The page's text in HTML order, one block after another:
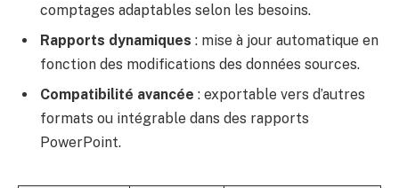
comptages adaptables selon les besoins.
Rapports dynamiques : mise à jour automatique en
fonction des modifications des données sources.
Compatibilité avancée : exportable vers d’autres
formats ou intégrable dans des rapports
PowerPoint.